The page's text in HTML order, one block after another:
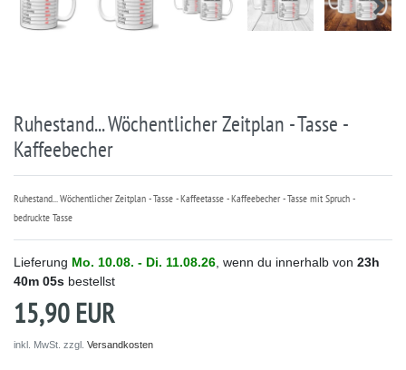
Ruhestand... Wöchentlicher Zeitplan - Tasse -
Kaffeebecher
Ruhestand... Wöchentlicher Zeitplan - Tasse - Kaffeetasse - Kaffeebecher - Tasse mit Spruch -
bedruckte Tasse
Lieferung Mo. 10.08. - Di. 11.08.26 , wenn du innerhalb von 23h
40m 05s bestellst
15,90 EUR
inkl. MwSt. zzgl. Versandkosten